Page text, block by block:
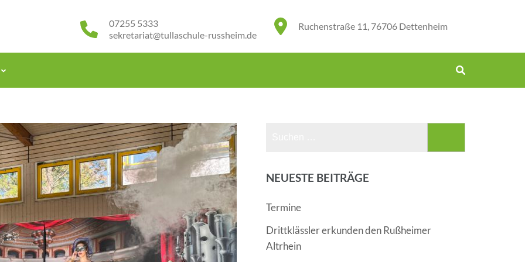
Ruchenstraße 11, 76706 Dettenheim
07255 5333
sekretariat@tullaschule-russheim.de
NEUESTE BEITRÄGE
Termine
Drittklässler erkunden den Rußheimer
Altrhein